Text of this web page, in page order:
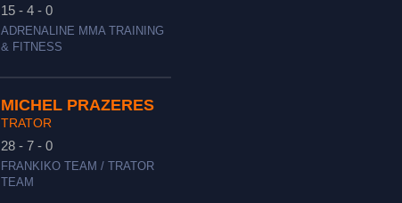
15 - 4 - 0
ADRENALINE MMA TRAINING
& FITNESS
MICHEL PRAZERES
TRATOR
28 - 7 - 0
FRANKIKO TEAM / TRATOR
TEAM